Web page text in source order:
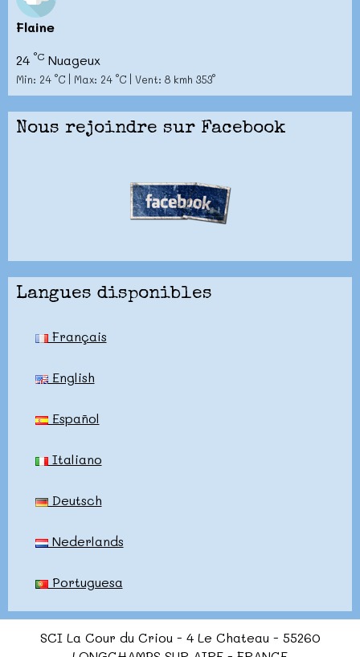
Flaine
24 °C Nuageux
Min: 24 °C | Max: 24 °C | Vent: 8 kmh 353°
Nous rejoindre sur Facebook
Langues disponibles
Français
English
Español
Italiano
Deutsch
Nederlands
Portuguesa
SCI La Cour du Criou - 4 Le Chateau - 55260